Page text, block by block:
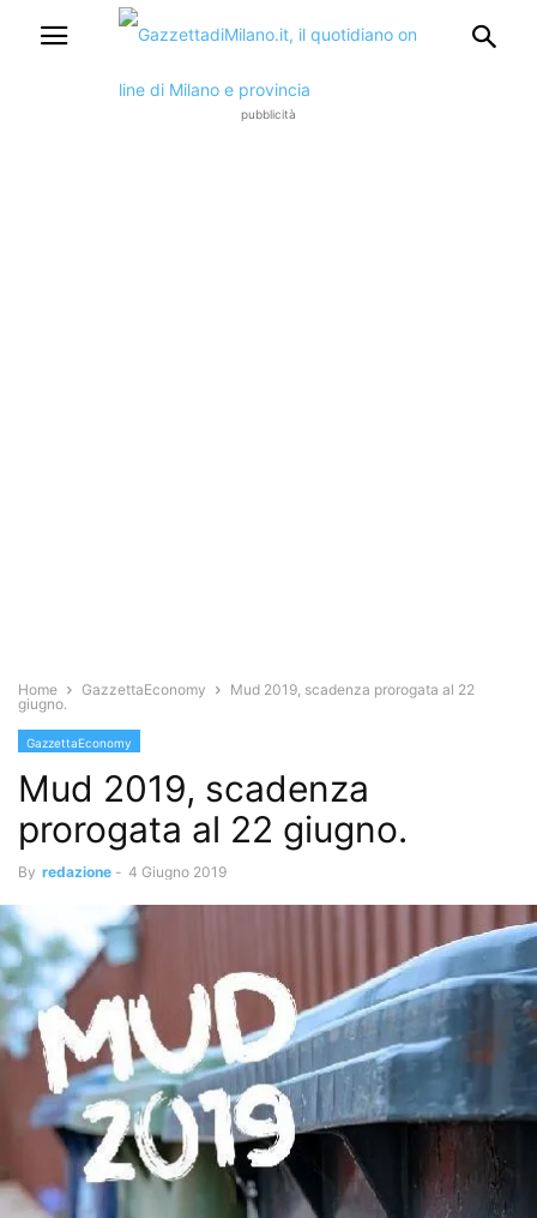
pubblicità
Home GazzettaEconomy
Mud 2019, scadenza prorogata al 22
giugno.
GazzettaEconomy
Mud 2019, scadenza
prorogata al 22 giugno.
By redazione - 4 Giugno 2019